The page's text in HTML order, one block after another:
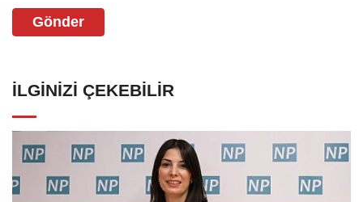
Gönder
İLGINIZI ÇEKEBILIR